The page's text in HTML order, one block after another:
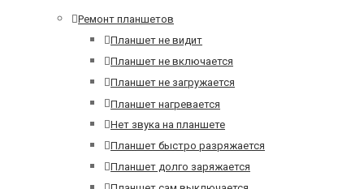
Ремонт планшетов
Планшет не видит
Планшет не включается
Планшет не загружается
Планшет нагревается
Нет звука на планшете
Планшет быстро разряжается
Планшет долго заряжается